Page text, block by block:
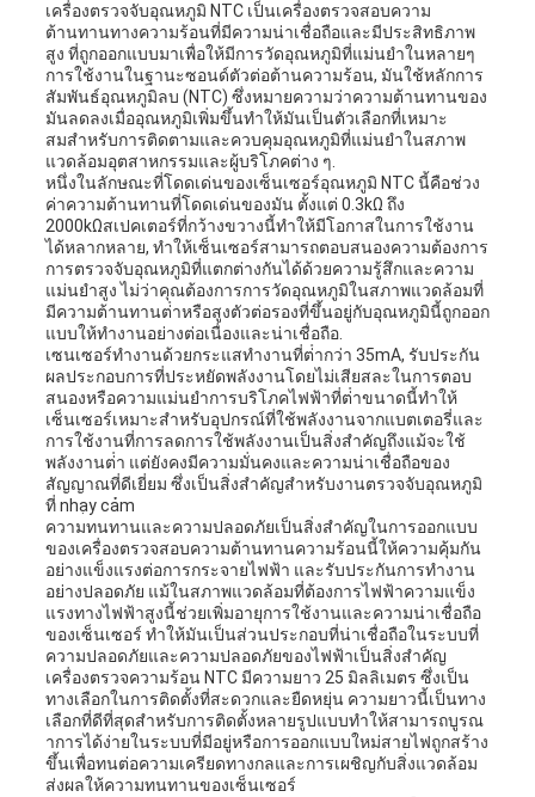
SHOW
แผนผัง
เว็บไซต์
PRIVACY
POLICY
เครื่องตรวจจับอุณหภูมิ NTC เป็นเครื่องตรวจสอบความ
ต้านทานทางความร้อนที่มีความน่าเชื่อถือและมีประสิทธิภาพ
สูง ที่ถูกออกแบบมาเพื่อให้มีการวัดอุณหภูมิที่แม่นยําในหลายๆ
การใช้งานในฐานะซอนด์ตัวต่อต้านความร้อน, มันใช้หลักการ
สัมพันธ์อุณหภูมิลบ (NTC) ซึ่งหมายความว่าความต้านทานของ
มันลดลงเมื่ออุณหภูมิเพิ่มขึ้นทําให้มันเป็นตัวเลือกที่เหมาะ
สมสําหรับการติดตามและควบคุมอุณหภูมิที่แม่นยําในสภาพ
แวดล้อมอุตสาหกรรมและผู้บริโภคต่าง ๆ.
หนึ่งในลักษณะที่โดดเด่นของเซ็นเซอร์อุณหภูมิ NTC นี้คือช่วง
ค่าความต้านทานที่โดดเด่นของมัน ตั้งแต่ 0.3kΩ ถึง
2000kΩสเปคเตอร์ที่กว้างขวางนี้ทําให้มีโอกาสในการใช้งาน
ได้หลากหลาย, ทําให้เซ็นเซอร์สามารถตอบสนองความต้องการ
การตรวจจับอุณหภูมิที่แตกต่างกันได้ด้วยความรู้สึกและความ
แม่นยําสูง ไม่ว่าคุณต้องการการวัดอุณหภูมิในสภาพแวดล้อมที่
มีความต้านทานต่ําหรือสูงตัวต่อรองที่ขึ้นอยู่กับอุณหภูมินี้ถูกออก
แบบให้ทํางานอย่างต่อเนื่องและน่าเชื่อถือ.
เซนเซอร์ทํางานด้วยกระแสทํางานที่ต่ํากว่า 35mA, รับประกัน
ผลประกอบการที่ประหยัดพลังงานโดยไม่เสียสละในการตอบ
สนองหรือความแม่นยําการบริโภคไฟฟ้าที่ต่ําขนาดนี้ทําให้
เซ็นเซอร์เหมาะสําหรับอุปกรณ์ที่ใช้พลังงานจากแบตเตอรี่และ
การใช้งานที่การลดการใช้พลังงานเป็นสิ่งสําคัญถึงแม้จะใช้
พลังงานต่ํา แต่ยังคงมีความมั่นคงและความน่าเชื่อถือของ
สัญญาณที่ดีเยี่ยม ซึ่งเป็นสิ่งสําคัญสําหรับงานตรวจจับอุณหภูมิ
ที่ nhạy cảm
ความทนทานและความปลอดภัยเป็นสิ่งสําคัญในการออกแบบ
ของเครื่องตรวจสอบความต้านทานความร้อนนี้ให้ความคุ้มกัน
อย่างแข็งแรงต่อการกระจายไฟฟ้า และรับประกันการทํางาน
อย่างปลอดภัย แม้ในสภาพแวดล้อมที่ต้องการไฟฟ้าความแข็ง
แรงทางไฟฟ้าสูงนี้ช่วยเพิ่มอายุการใช้งานและความน่าเชื่อถือ
ของเซ็นเซอร์ ทําให้มันเป็นส่วนประกอบที่น่าเชื่อถือในระบบที่
ความปลอดภัยและความปลอดภัยของไฟฟ้าเป็นสิ่งสําคัญ
เครื่องตรวจความร้อน NTC มีความยาว 25 มิลลิเมตร ซึ่งเป็น
ทางเลือกในการติดตั้งที่สะดวกและยืดหยุ่น ความยาวนี้เป็นทาง
เลือกที่ดีที่สุดสําหรับการติดตั้งหลายรูปแบบทําให้สามารถบูรณ
าการได้ง่ายในระบบที่มีอยู่หรือการออกแบบใหม่สายไฟถูกสร้าง
ขึ้นเพื่อทนต่อความเครียดทางกลและการเผชิญกับสิ่งแวดล้อม
ส่งผลให้ความทนทานของเซ็นเซอร์